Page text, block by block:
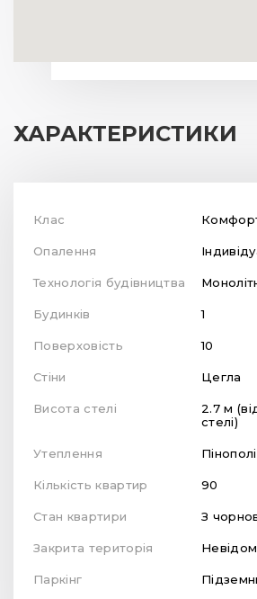
ХАРАКТЕРИСТИКИ
Клас
Опалення
Технологія будівництва
Будинків 1
Поверховість 10
Стіни Цегла
Висота стелі
2.7 м
стелі)
Утеплення
Кількість квартир 90
Стан квартири З
Закрита територія
Паркінг